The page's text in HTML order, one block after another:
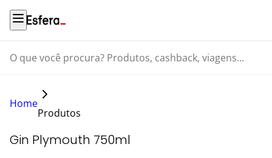
O que você procura? Produtos, cashback, viagens...
Home
Produtos
Gin Plymouth 750ml